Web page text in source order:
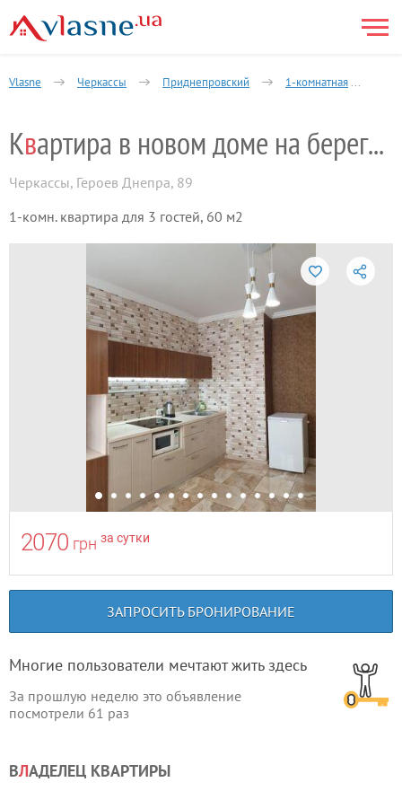
Vlasne Черкассы Приднепровский 1-комнатная
Кв артира в новом доме на берегу Днепра
Черкассы, Героев Днепра, 89
1-комн. квартира для 3 гостей, 60 м2
2070 грн за сутки
ЗАПРОСИТЬ БРОНИРОВАНИЕ
Многие пользователи мечтают жить здесь
За прошлую неделю это объявление
посмотрели 61 раз
ВЛАДЕЛЕЦ КВАРТИРЫ